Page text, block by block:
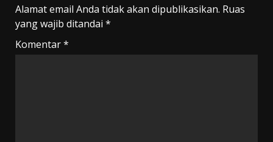
Alamat email Anda tidak akan dipublikasikan. Ruas
yang wajib ditandai *
Komentar*